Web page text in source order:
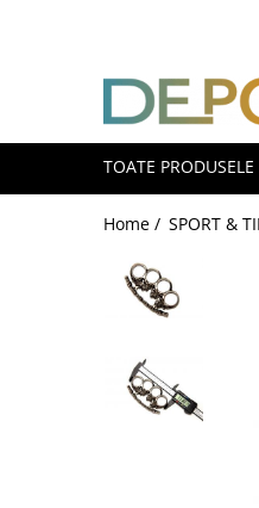
Toate Produsele
SPORT & TIMP LIBER
AUTOAPARARE
Pumnaluri si boxuri
Bastoane telescopice si
Spray autoaparare
VANATOARE, DRUMETII &
Cutite vanatoare
TOATE PRODUSELE
Home / SPORT &